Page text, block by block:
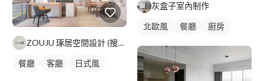
ZOUJU 琢居空間設計 (搜尋FB
餐廳 客廳 日式風
灰盒子室內制作
北歐風 餐廳 廚房